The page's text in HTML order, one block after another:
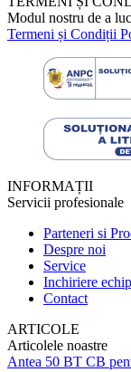
Modul nostru de a
Termeni și Condiții
INFORMAȚII
Servicii profesionale
Parteneri si
Despre noi
Service
Inchiriere
Contact
ARTICOLE
Articolele noastre
Antea 50 BT CB